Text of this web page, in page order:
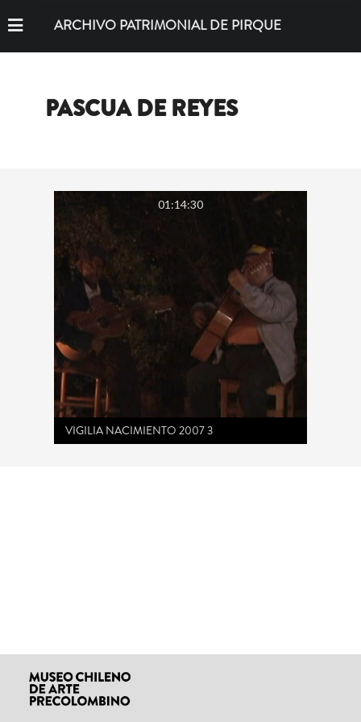
ARCHIVO PATRIMONIAL DE PIRQUE
PASCUA DE REYES
01:14:30
VIGILIA NACIMIENTO 2007 3